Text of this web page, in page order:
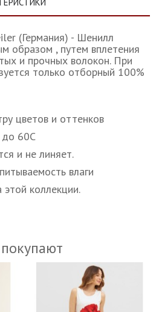
(Германия) - Шенилл
образом , путем вплетения
и прочных волокон. При
только отборный 100%
цветов и оттенков
до 60С
и не линяет.
влаги
коллекции.